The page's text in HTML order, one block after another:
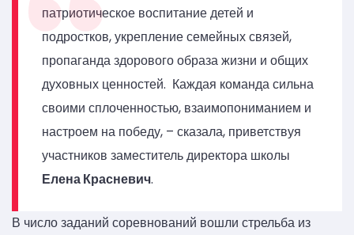
патриотическое воспитание детей и
подростков, укрепление семейных связей,
пропаганда здорового образа жизни и общих
духовных ценностей. Каждая команда сильна
своими сплоченностью, взаимопониманием и
настроем на победу, – сказала, приветствуя
участников заместитель директора школы
Елена Красневич.
В число заданий соревнований вошли стрельба из